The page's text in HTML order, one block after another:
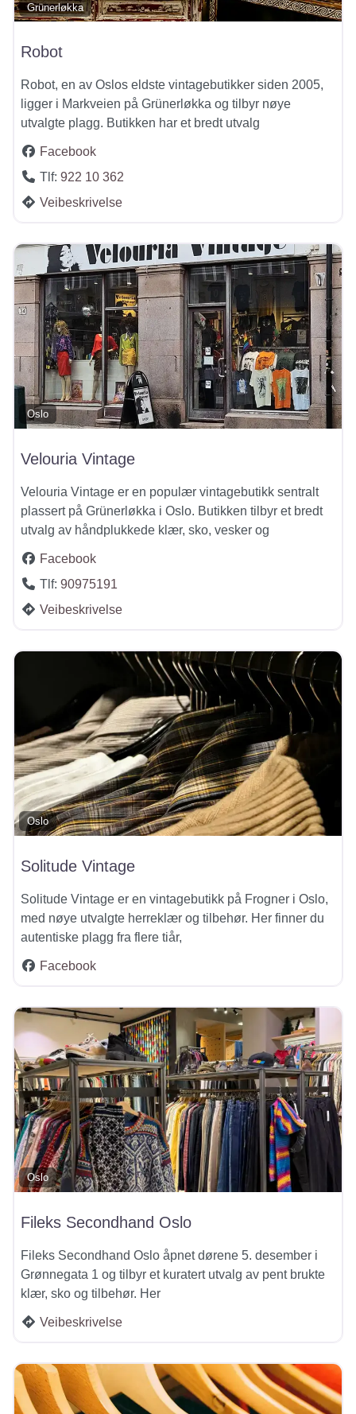
Grünerløkka
Robot
Robot, en av Oslos eldste vintagebutikker siden 2005,
ligger i Markveien på Grünerløkka og tilbyr nøye
utvalgte plagg. Butikken har et bredt utvalg
Facebook
Tlf: 922 10 362
Veibeskrivelse
Oslo
Velouria Vintage
Velouria Vintage er en populær vintagebutikk sentralt
plassert på Grünerløkka i Oslo. Butikken tilbyr et bredt
utvalg av håndplukkede klær, sko, vesker og
Facebook
Tlf: 90975191
Veibeskrivelse
Oslo
Solitude Vintage
Solitude Vintage er en vintagebutikk på Frogner i Oslo,
med nøye utvalgte herreklær og tilbehør. Her finner du
autentiske plagg fra flere tiår,
Facebook
Oslo
Fileks Secondhand Oslo
Fileks Secondhand Oslo åpnet dørene 5. desember i
Grønnegata 1 og tilbyr et kuratert utvalg av pent brukte
klær, sko og tilbehør. Her
Veibeskrivelse